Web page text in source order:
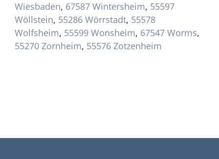
Wiesbaden, 67587 Wintersheim, 55597
Wöllstein, 55286 Wörrstadt, 55578
Wolfsheim, 55599 Wonsheim, 67547 Worms,
55270 Zornheim, 55576 Zotzenheim